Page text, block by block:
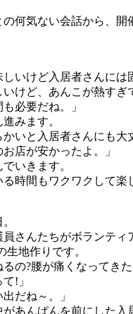
何気ない会話から、開
しいけど入居者さんには
いけど、あんこが熱すぎ
必要だね。」
みます。
かいと入居者さんにも大
店が安かったよ。」
いきます。
時間もワクワクして楽
さんたちがボランティ
生地作りです。
るの?腰が痛くなってきた
!」
だね～。」
あんぱんを前にした入